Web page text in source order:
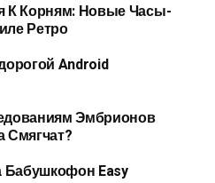
К Корням: Новые Часы-
Ретро
Android
Эмбрионов
Смягчат?
Бабушкофон Easy